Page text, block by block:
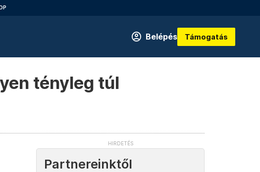
Belépés Támogatás
tényleg túl
Partnereinktől